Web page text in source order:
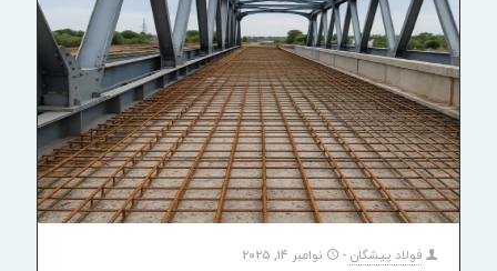
فولاد پیشگان - نوامبر 14, 2025